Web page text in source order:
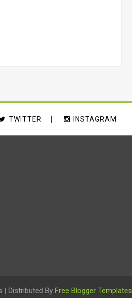
TWITTER INSTAGRAM
| Distributed By Free Blogger Templates